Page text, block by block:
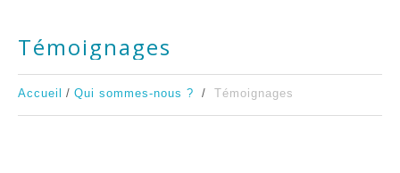
Témoignages
Accueil Qui sommes-nous ? Témoignages